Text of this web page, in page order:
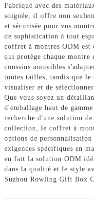
Fabriqué avec des
soignée, il offre non
et sécurisée pour vos
de sophistication à tout
coffret à montres ODM
qui protège chaque montre
coussins amovibles
toutes tailles, tandis que le
visualiser et de
Que vous soyez un
d'emballage haut de
recherche d'une solution
collection, le coffret à
options de
exigences spécifiques en
en fait la solution ODM
dans la qualité et le style
Suzhou Rowling Gift Box